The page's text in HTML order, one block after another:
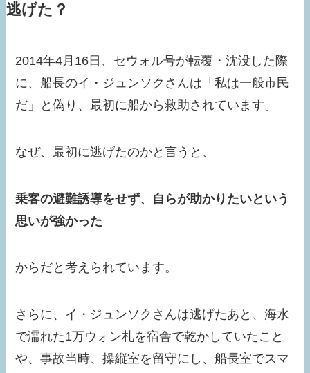
逃げた？
2014年4月16日、セウォル号が転覆・沈没した際
に、船長のイ・ジュンソクさんは「私は一般市民
だ」と偽り、最初に船から救助されています。
なぜ、最初に逃げたのかと言うと、
乗客の避難誘導をせず、自らが助かりたいという
思いが強かった
からだと考えられています。
さらに、イ・ジュンソクさんは逃げたあと、海水
で濡れた1万ウォン札を宿舎で乾かしていたこと
や、事故当時、操縦室を留守にし、船長室でスマ